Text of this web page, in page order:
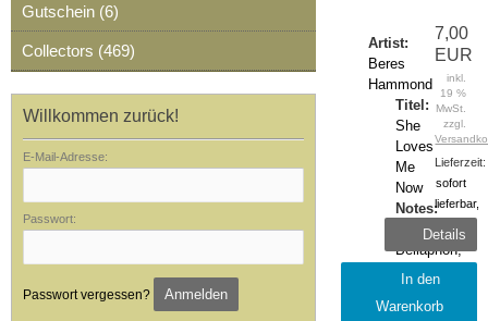
Artist:
Beres
Hammond
Titel:
She
Loves
Me
Now
Notes:
120·07·195,
Bellaphon,
vg+
Bellaphon
7,00
EUR
inkl.
19 %
MwSt.
zzgl.
Lieferzeit:
sofort
lieferbar,
Details
In den
Warenkorb
Gutschein (6)
Collectors (469)
Willkommen zurück!
E-Mail-Adresse:
Passwort:
Passwort vergessen? Anmelden